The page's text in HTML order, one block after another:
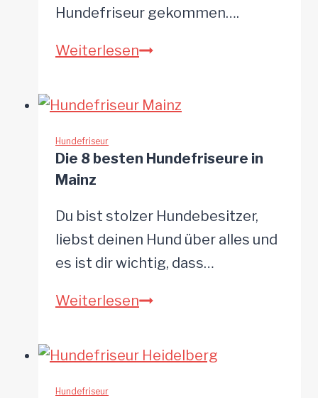
Hundefriseur gekommen….
WeiterlesenDie
besten
Paderborn
Hundefriseur
Die 8 besten Hundefriseure in
Mainz
Du bist stolzer Hundebesitzer,
liebst deinen Hund über alles und
es ist dir wichtig, dass…
WeiterlesenDie
besten
Hundefriseur